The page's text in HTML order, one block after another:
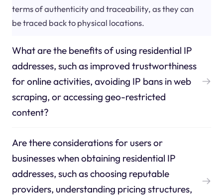
terms of authenticity and traceability, as they can
be traced back to physical locations.
What are the benefits of using residential IP
addresses, such as improved trustworthiness
for online activities, avoiding IP bans in web
scraping, or accessing geo-restricted
content?
Are there considerations for users or
businesses when obtaining residential IP
addresses, such as choosing reputable
providers, understanding pricing structures,